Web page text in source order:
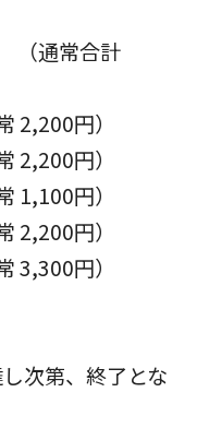
通常合計
円）
円）
円）
円）
円）
次第、終了とな